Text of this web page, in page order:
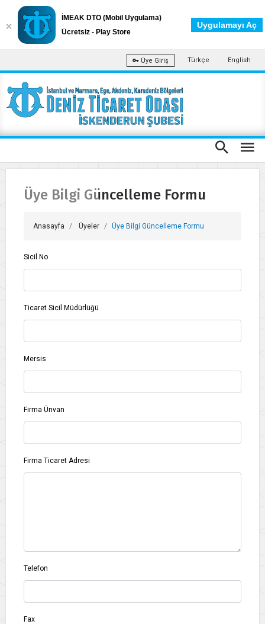
Üye Giriş Türkçe English
Üye Bilgi Güncelleme Formu
Anasayfa Üyeler Üye Bilgi Güncelleme Formu
Sicil No
Ticaret Sicil Müdürlüğü
Mersis
Firma Ünvan
Firma Ticaret Adresi
Telefon
Fax
İMEAK DTO (Mobil Uygulama)
Ücretsiz - Play Store
Uygulamayı Aç